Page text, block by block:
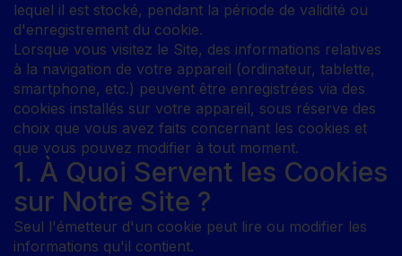
lequel il est stocké, pendant la période de validité ou
d'enregistrement du cookie.
Lorsque vous visitez le Site, des informations relatives
à la navigation de votre appareil (ordinateur, tablette,
smartphone, etc.) peuvent être enregistrées via des
cookies installés sur votre appareil, sous réserve des
choix que vous avez faits concernant les cookies et
que vous pouvez modifier à tout moment.
1. À Quoi Servent les Cookies
sur Notre Site ?
Seul l'émetteur d'un cookie peut lire ou modifier les
informations qu'il contient.